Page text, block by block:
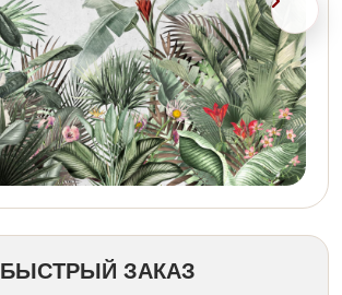
БЫСТРЫЙ ЗАКАЗ